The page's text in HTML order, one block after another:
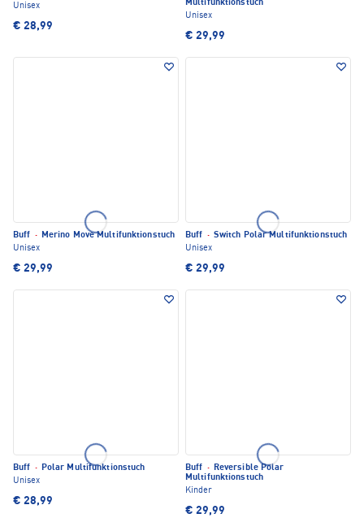
Unisex
€ 28,99
Multifunktionstuch
Unisex
€ 29,99
Buff · Merino Move Multifunktionstuch
Unisex
€ 29,99
Buff · Switch Polar Multifunktionstuch
Unisex
€ 29,99
Buff · Polar Multifunktionstuch
Unisex
€ 28,99
Buff · Reversible Polar
Multifunktionstuch
Kinder
€ 29,99